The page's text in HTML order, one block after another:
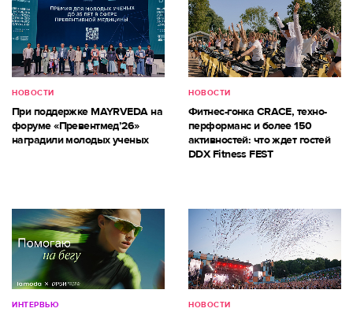
НОВОСТИ
При поддержке MAYRVEDA на
форуме «Превентмед’26»
наградили молодых ученых
НОВОСТИ
Фитнес-гонка CRACE, техно-
перформанс и более 150
активностей: что ждет гостей
DDX Fitness FEST
ИНТЕРВЬЮ НОВОСТИ